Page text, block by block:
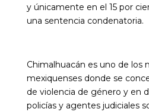
y únicamente en el 15 por
una sentencia condenatoria.
Chimalhuacán es uno de los
mexiquenses donde se
de violencia de género y en
policías y agentes judiciales